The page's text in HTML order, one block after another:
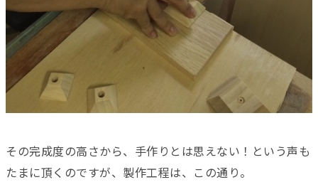
その完成度の高さから、手作りとは思えない！という声も
たまに頂くのですが、製作工程は、この通り。